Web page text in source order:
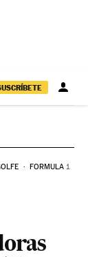
FORMULA 1